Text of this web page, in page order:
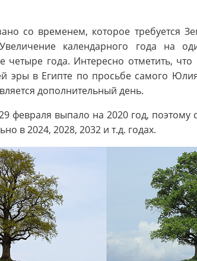
со временем, которое требуется
календарного года на
четыре года. Интересно отметить,
эры в Египте по просьбе самого
дополнительный день.
февраля выпало на 2020 год,
в 2024, 2028, 2032 и т.д. годах.